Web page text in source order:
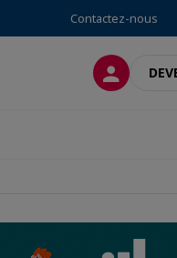
Contactez-nous